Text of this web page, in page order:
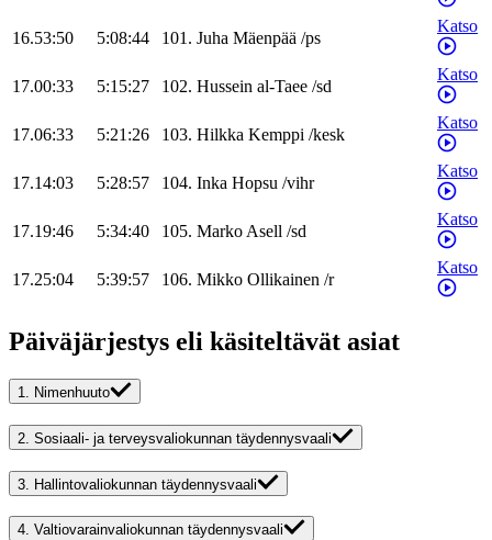
16.53:50 5:08:44 101. Juha Mäenpää /ps
Katso
17.00:33 5:15:27 102. Hussein al-Taee /sd
Katso
17.06:33 5:21:26 103. Hilkka Kemppi /kesk
Katso
17.14:03 5:28:57 104. Inka Hopsu /vihr
Katso
17.19:46 5:34:40 105. MarkoAsell /sd
Katso
17.25:04 5:39:57 106. Mikko Ollikainen /r
Katso
Päiväjärjestys eli käsiteltävät asiat
1. Nimenhuuto
2. Sosiaali- ja terveysvaliokunnan täydennysvaali
3. Hallintovaliokunnan täydennysvaali
4. Valtiovarainvaliokunnan täydennysvaali